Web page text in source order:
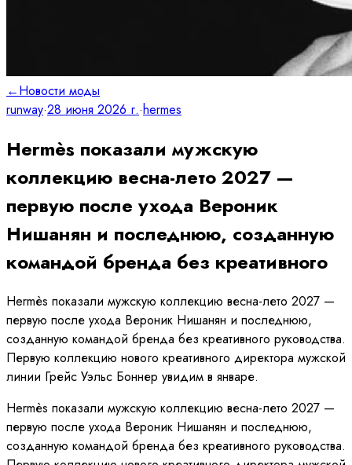
←Новости моды
runway·28 июня 2026 г.·hermes
Hermès показали мужскую
коллекцию весна-лето 2027 —
первую после ухода Вероник
Нишанян и последнюю, созданную
командой бренда без креативного
Hermès показали мужскую коллекцию весна-лето 2027 —
первую после ухода Вероник Нишанян и последнюю,
созданную командой бренда без креативного руководства.
Первую коллекцию нового креативного директора мужской
линии Грейс Уэльс Боннер увидим в январе.
Hermès показали мужскую коллекцию весна-лето 2027 —
первую после ухода Вероник Нишанян и последнюю,
созданную командой бренда без креативного руководства.